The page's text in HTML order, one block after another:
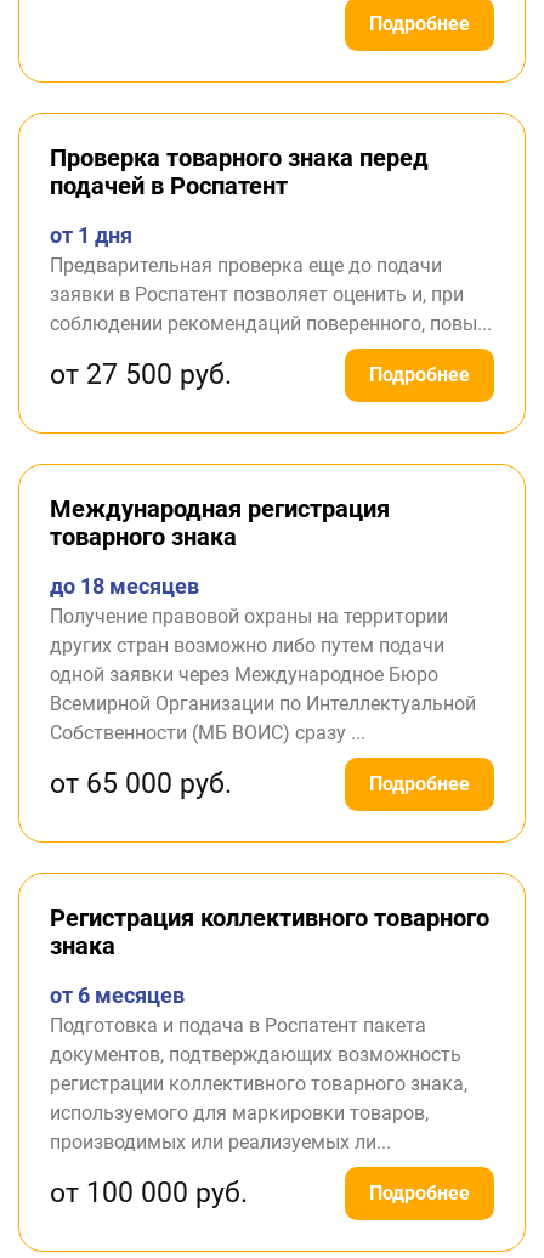
Подробнее
Проверка товарного знака перед
подачей в Роспатент
от 1 дня
Предварительная проверка еще до подачи
заявки в Роспатент позволяет оценить и, при
соблюдении рекомендаций поверенного, повы...
от 27 500 руб. Подробнее
Международная регистрация
товарного знака
до 18 месяцев
Получение правовой охраны на территории
других стран возможно либо путем подачи
одной заявки через Международное Бюро
Всемирной Организации по Интеллектуальной
Собственности (МБ ВОИС) сразу ...
от 65 000 руб. Подробнее
Регистрация коллективного товарного
знака
от 6 месяцев
Подготовка и подача в Роспатент пакета
документов, подтверждающих возможность
регистрации коллективного товарного знака,
используемого для маркировки товаров,
производимых или реализуемых ли...
от 100 000 руб. Подробнее